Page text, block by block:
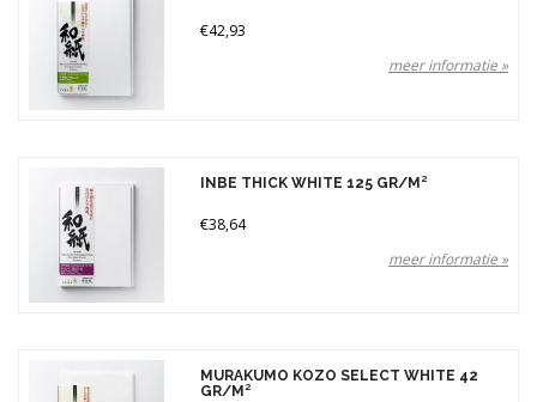
€42,93
meer informatie »
INBE THICK WHITE 125 GR/M²
€38,64
meer informatie »
MURAKUMO KOZO SELECT WHITE 42
GR/M²